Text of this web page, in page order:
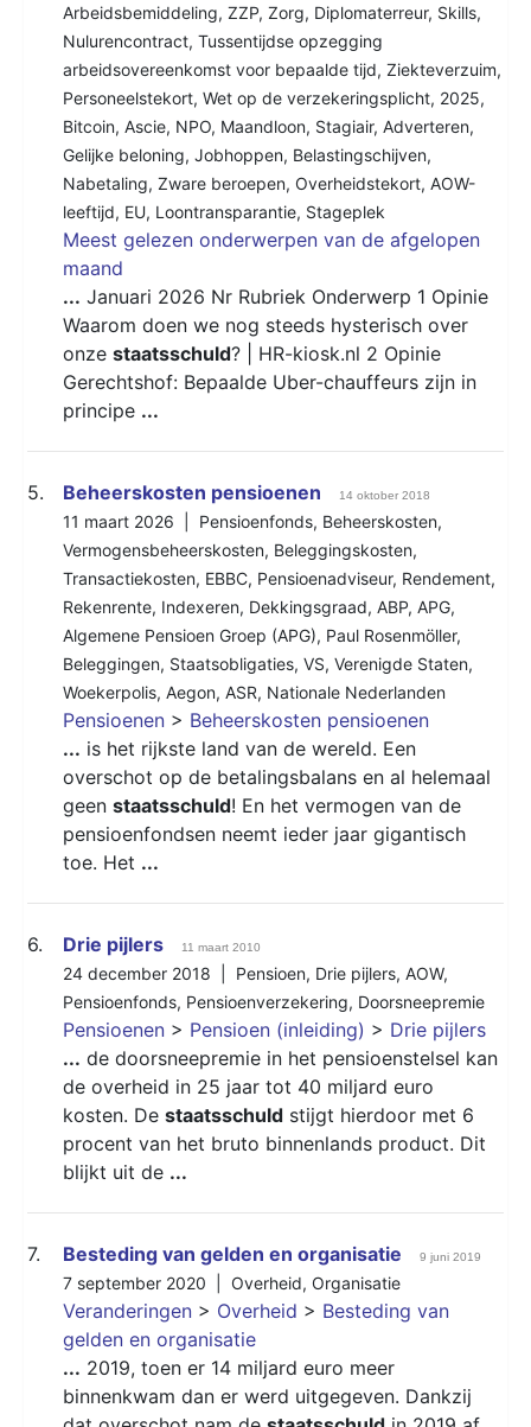
Arbeidsbemiddeling, ZZP, Zorg, Diplomaterreur, Skills,
Nulurencontract, Tussentijdse opzegging
arbeidsovereenkomst voor bepaalde tijd, Ziekteverzuim,
Personeelstekort, Wet op de verzekeringsplicht, 2025,
Bitcoin, Ascie, NPO, Maandloon, Stagiair, Adverteren,
Gelijke beloning, Jobhoppen, Belastingschijven,
Nabetaling, Zware beroepen, Overheidstekort, AOW-
leeftijd, EU, Loontransparantie, Stageplek
Meest gelezen onderwerpen van de afgelopen
maand
... Januari 2026 Nr Rubriek Onderwerp 1 Opinie
Waarom doen we nog steeds hysterisch over
onze staatsschuld? | HR-kiosk.nl 2 Opinie
Gerechtshof: Bepaalde Uber-chauffeurs zijn in
principe ...
5. Beheerskosten pensioenen 14 oktober 2018
11 maart 2026 | Pensioenfonds, Beheerskosten,
Vermogensbeheerskosten, Beleggingskosten,
Transactiekosten, EBBC, Pensioenadviseur, Rendement,
Rekenrente, Indexeren, Dekkingsgraad, ABP, APG,
Algemene Pensioen Groep (APG), Paul Rosenmöller,
Beleggingen, Staatsobligaties, VS, Verenigde Staten,
Woekerpolis, Aegon, ASR, Nationale Nederlanden
Pensioenen > Beheerskosten pensioenen
... is het rijkste land van de wereld. Een
overschot op de betalingsbalans en al helemaal
geen staatsschuld! En het vermogen van de
pensioenfondsen neemt ieder jaar gigantisch
toe. Het ...
6. Drie pijlers 11 maart 2010
24 december 2018 | Pensioen, Drie pijlers, AOW,
Pensioenfonds, Pensioenverzekering, Doorsneepremie
Pensioenen > Pensioen (inleiding) > Drie pijlers
... de doorsneepremie in het pensioenstelsel kan
de overheid in 25 jaar tot 40 miljard euro
kosten. De staatsschuld stijgt hierdoor met 6
procent van het bruto binnenlands product. Dit
blijkt uit de ...
7. Besteding van gelden en organisatie 9 juni 2019
7 september 2020 | Overheid, Organisatie
Veranderingen > Overheid > Besteding van
gelden en organisatie
... 2019, toen er 14 miljard euro meer
binnenkwam dan er werd uitgegeven. Dankzij